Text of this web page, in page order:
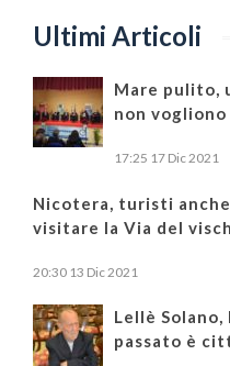
Ultimi Articoli
Mare pulito,
non
17:25 17 Dic 2021
Nicotera, turisti
visitare la Via del
20:30 13 Dic 2021
Lellè Solano,
passato è